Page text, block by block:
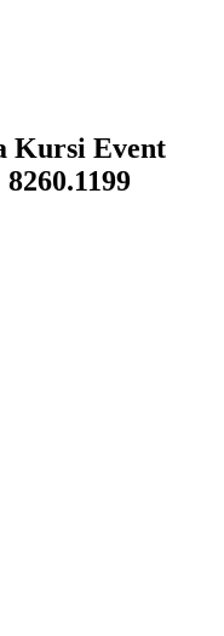
Kursi Event